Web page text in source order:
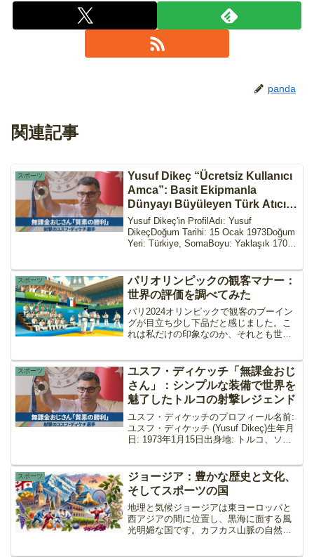
panda
関連記事
スポーツ
Yusuf Dikeç “Ücretsiz Kullanıcı
Amca”: Basit Ekipmanla
Dünyayı Büyüleyen Türk Atıcılık
Efsanesi
Yusuf Dikeç'in ProfilAdı: Yusuf
DikeçDoğum Tarihi: 15 Ocak 1973Doğum
Yeri: Türkiye, SomaBoyu: Yaklaşık 170
スポーツ
パリオリンピックの観客マナー：
世界の評価を調べてみた
パリ2024オリンピックで観客のブーイン
グが目立ち少し下品だと感じました。こ
れは私だけの印象なのか、それとも世界
スポーツ
ユスフ・ディケッチ「無課金おじ
さん」：シンプルな装備で世界を
魅了したトルコの射撃レジェンド
ユスフ・ディケッチのプロフィール名前:
ユスフ・ディケッチ (Yusuf Dikeç)生年月
日: 1973年1月15日出身地: トルコ、ソマ
ピストル...
スポーツ
ジョージア：豊かな歴史と文化、
そしてスポーツの国
地理と気候ジョージアは東ヨーロッパと
西アジアの間に位置し、黒海に面する風
光明媚な国です。カフカス山脈の自然美